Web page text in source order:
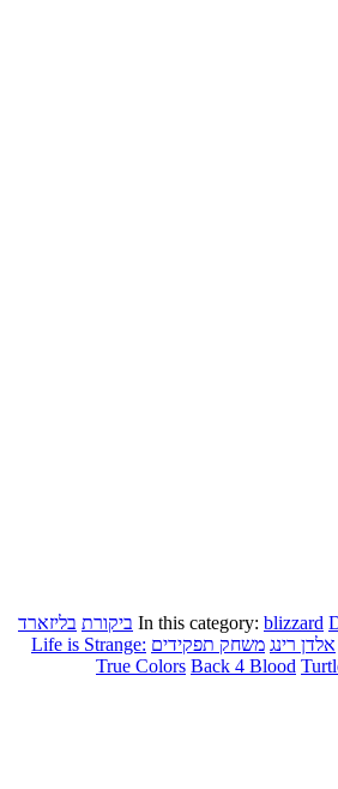
In this category: blizzard ביקורת בליזארד
אלדן רינג משחק תפקידים Life is Strange:
True Colors Back 4 Blood